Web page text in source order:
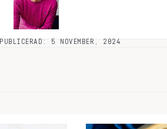
PUBLICERAD: 5 NOVEMBER, 2024